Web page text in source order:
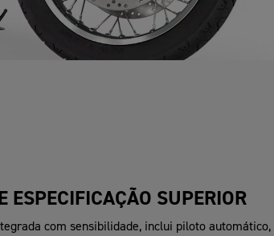
ESPECIFICAÇÃO SUPERIOR
com sensibilidade, inclui piloto automático,